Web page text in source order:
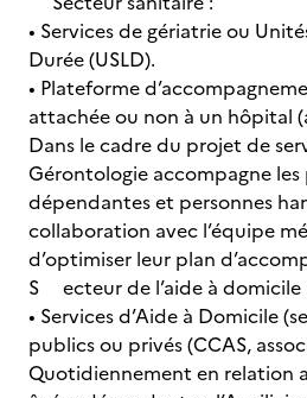
• Services de gériatrie ou
Durée (USLD).
• Plateforme
attachée ou non à un hôpital
Dans le cadre du projet de
Gérontologie accompagne les
dépendantes et personnes
collaboration avec l’équipe
d’optimiser leur plan
S ecteur de l’aide à domicile
• Services d’Aide à Domicile
publics ou privés (CCAS,
Quotidiennement en relation